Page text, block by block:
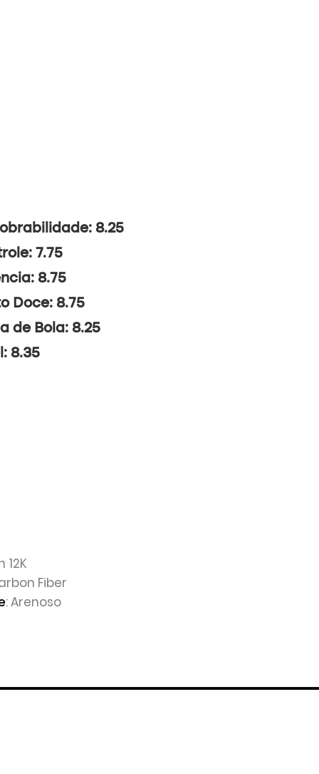
8.25
7.75
8.75
Doce: 8.75
de Bola: 8.25
8.35
12K
Fiber
: Arenoso